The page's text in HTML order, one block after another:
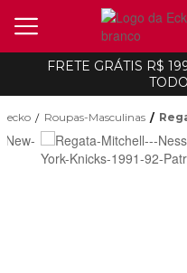
FRETE GRÁTIS R$
ecko Roupas-Masculinas